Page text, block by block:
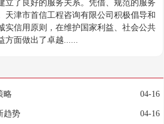
立了良好的服务关系。凭借、规范的服务
天津市首信工程咨询有限公司积极倡导和
实信用原则，在维护国家利益、社会公共
方面做出了卓越......
04-16
略
04-16
趋势